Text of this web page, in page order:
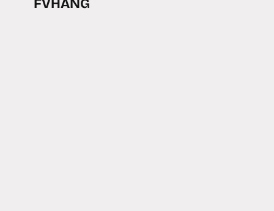
FVHANG